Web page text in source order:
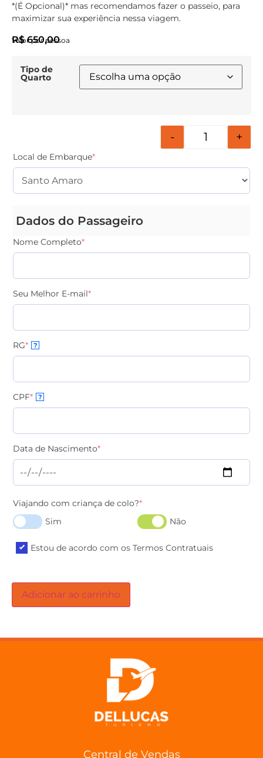
*(É Opcional)* mas recomendamos fazer o passeio, para
maximizar sua experiência nessa viagem.
R$650,00
Valor por pessoa
Tipo de
Quarto
- +
Local de Embarque*
Dados do Passageiro
Nome Completo*
Seu Melhor E-mail*
RG* ?
CPF* ?
Data de Nascimento*
Viajando com criança de colo?*
Sim
Não
Estou de acordo com os Termos Contratuais
Adicionar ao carrinho
Central de Vendas